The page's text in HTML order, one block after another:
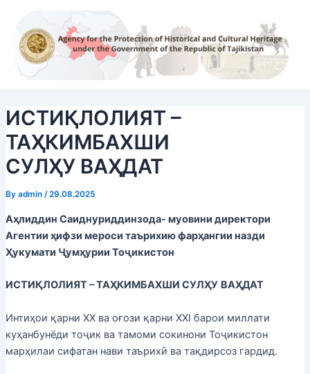
content
ИСТИҚЛОЛИЯТ –
ТАҲКИМБАХШИ
СУЛҲУ ВАҲДАТ
By admin /29.08.2025
Аҳлиддин Саиднуриддинзода- муовини директори
Агентии ҳифзи мероси таърихию фарҳангии назди
Ҳукумати Ҷумҳурии Тоҷикистон
ИСТИҚЛОЛИЯТ–ТАҲКИМБАХШИ СУЛҲУ ВАҲДАТ
Интиҳои қарни ХХ ва оғози қарни ХХI барои миллати
куҳанбунёди тоҷик ва тамоми сокинони Тоҷикистон
марҳилаи сифатан нави таърихӣ ва тақдирсоз гардид.